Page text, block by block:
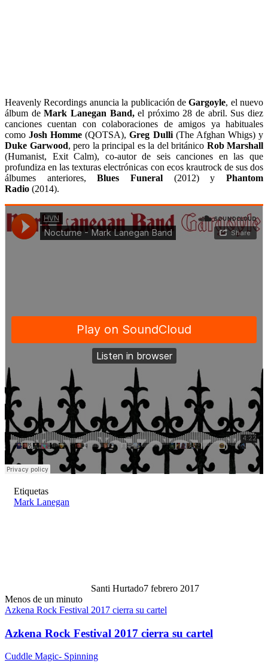
Heavenly Recordings anuncia la publicación deGargoyle, el nuevo
álbum deMark Lanegan Band,el próximo 28 de abril. Sus diez
canciones cuentan con colaboraciones de amigos ya habituales
comoJosh Homme (QOTSA),Greg Dulli(The Afghan Whigs) y
Duke Garwood, pero la principal es la del británico Rob Marshall
(Humanist, Exit Calm), co-autor de seis canciones en las que
profundiza en las texturas electrónicas con ecos krautrock de sus dos
álbumes anteriores,Blues Funeral (2012) yPhantom
Radio (2014).
Etiquetas
Mark Lanegan
Santi Hurtado7 febrero 2017
Menos de un minuto
Azkena Rock Festival 2017 cierra su cartel
Azkena Rock Festival 2017 cierra su cartel
Cuddle Magic- Spinning